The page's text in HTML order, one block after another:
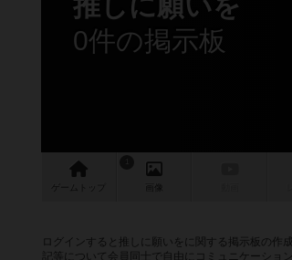
0件の掲示板
ゲーム 画像
ログインすると推しに願いをに関する掲示板の
記等について会員同士で自由にコミュニケーショ